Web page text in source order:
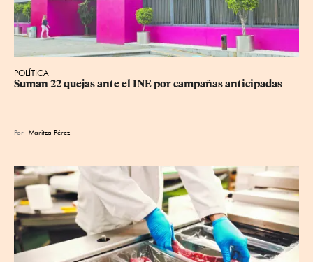
POLÍTICA
Suman 22 quejas ante el INE por campañas anticipadas
Por Maritza Pérez